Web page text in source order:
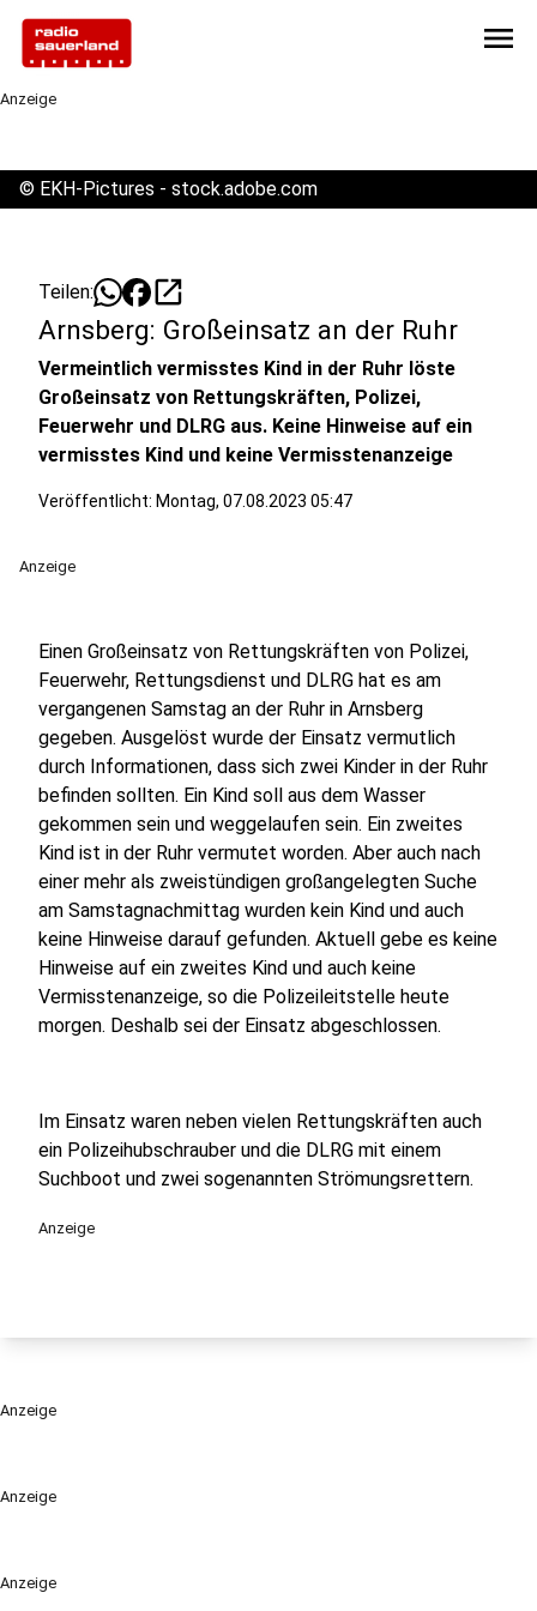
menu
Anzeige
Anzeige
Anzeige
© EKH-Pictures - stock.adobe.com
Teilen: open_in_new
Arnsberg: Großeinsatz an der Ruhr
Vermeintlich vermisstes Kind in der Ruhr löste
Großeinsatz von Rettungskräften, Polizei,
Feuerwehr und DLRG aus. Keine Hinweise auf ein
vermisstes Kind und keine Vermisstenanzeige
Veröffentlicht: Montag, 07.08.2023 05:47
Anzeige
Einen Großeinsatz von Rettungskräften von Polizei,
Feuerwehr, Rettungsdienst und DLRG hat es am
vergangenen Samstag an der Ruhr in Arnsberg
gegeben. Ausgelöst wurde der Einsatz vermutlich
durch Informationen, dass sich zwei Kinder in der Ruhr
befinden sollten. Ein Kind soll aus dem Wasser
gekommen sein und weggelaufen sein. Ein zweites
Kind ist in der Ruhr vermutet worden. Aber auch nach
einer mehr als zweistündigen großangelegten Suche
am Samstagnachmittag wurden kein Kind und auch
keine Hinweise darauf gefunden. Aktuell gebe es keine
Hinweise auf ein zweites Kind und auch keine
Vermisstenanzeige, so die Polizeileitstelle heute
morgen. Deshalb sei der Einsatz abgeschlossen.
Im Einsatz waren neben vielen Rettungskräften auch
ein Polizeihubschrauber und die DLRG mit einem
Suchboot und zwei sogenannten Strömungsrettern.
Anzeige
Anzeige